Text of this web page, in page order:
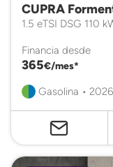
CUPRA
1.5 eTSI DSG 110
Financia desde
365€/mes*
Gasolina •